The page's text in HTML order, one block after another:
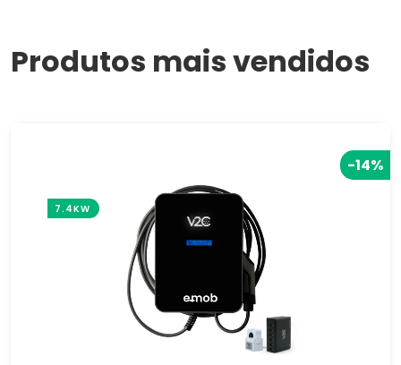
Produtos mais vendidos
-14%
7.4KW